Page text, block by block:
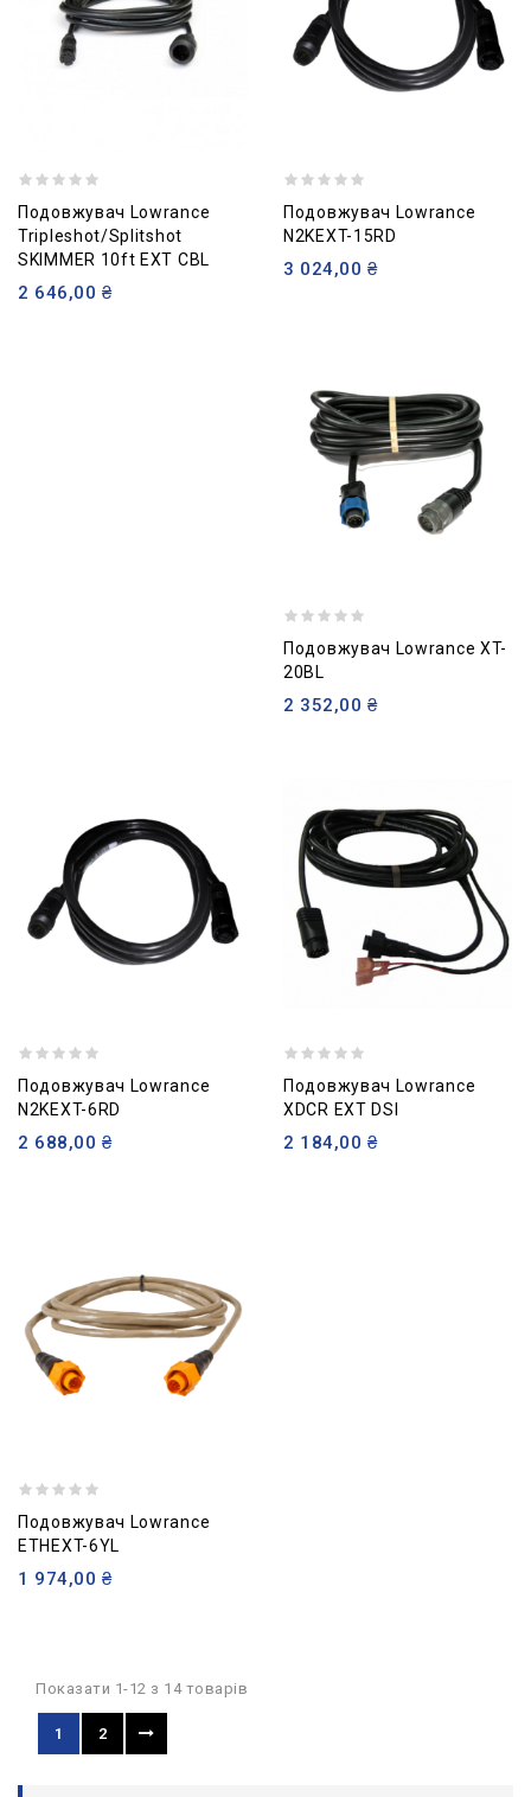
Подовжувач Lowrance
Tripleshot/Splitshot
SKIMMER 10ft EXT CBL
2 646,00 ₴
Подовжувач Lowrance
N2KEXT-15RD
3 024,00 ₴
Подовжувач Lowrance XT-
20BL
2 352,00 ₴
Подовжувач Lowrance
N2KEXT-6RD
2 688,00 ₴
Подовжувач Lowrance
XDCR EXT DSI
2 184,00 ₴
Подовжувач Lowrance
ETHEXT-6YL
1 974,00 ₴
Показати 1-12 з 14 товарів
1 2